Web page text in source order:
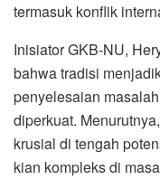
termasuk konflik
Inisiator GKB-NU,
bahwa tradisi
penyelesaian
diperkuat.
krusial di tengah
kian kompleks di